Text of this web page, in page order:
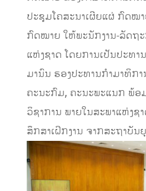
ປະຊຸມໂຄສະນາເຜີຍແຜ່ ກົດໝ
ກົດໝາຍ ໃຫ້ພະນັກງານ-ລັດຖ
ແຫ່ງຊາດ ໂດຍການເປັນປະທາ
ມານົນ ຮອງປະທານກຳມາທິກ
ຄະນະກົມ, ຄະນະພະແນກ ພ້ອ
ວິຊາການ ພາຍໃນສະພາແຫ່ງ
ສຶກສາເຝິກງານ ຈາກສະຖາບັນ